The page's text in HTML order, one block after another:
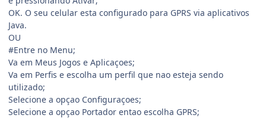
OK. O seu celular esta configurado para GPRS via aplicativos
Java.
OU
#Entre no Menu;
Va em Meus Jogos e Aplicaçoes;
Va em Perfis e escolha um perfil que nao esteja sendo
utilizado;
Selecione a opçao Configuraçoes;
Selecione a opçao Portador entao escolha GPRS;